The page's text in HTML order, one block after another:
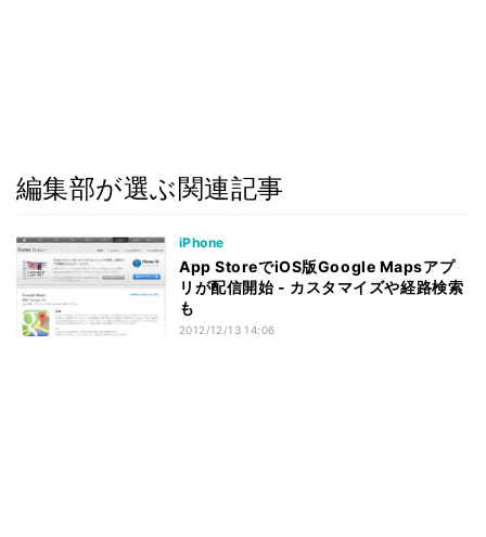
編集部が選ぶ関連記事
iPhone
App StoreでiOS版Google Mapsアプ
リが配信開始 - カスタマイズや経路検索
も
2012/12/13 14:06